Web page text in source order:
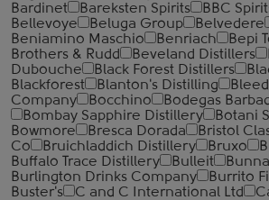
Bardinet
Bareksten Spirits BBC
Bellevoye
Beluga Group Belvedere
Beniamino Maschio
Benriach Bepi
Brothers & Rudd
Beveland Distillers
Dubouche
Black Forest Distillers
Blackforest
Blanton's Distilling
Company
Bocchino Bodegas
Bombay Sapphire Distillery
Botani
Bowmore
Bresca Dorada Bristol
Co
Bruichladdich Distillery Bruxo
Buffalo Trace Distillery
Bulleit
Burlington Drinks Company
Burrito
Buster's
C and C International Ltd